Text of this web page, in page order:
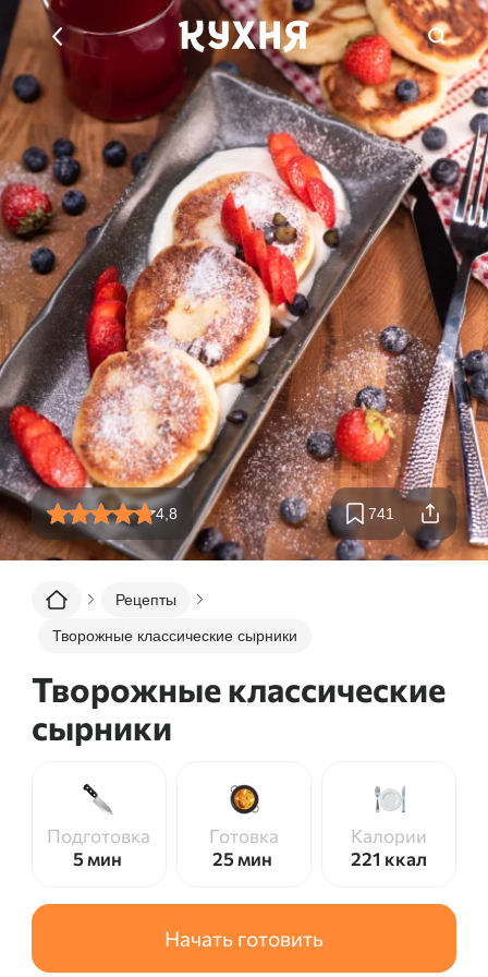
4,8 741
Рецепты
Творожные классические сырники
Творожные классические
сырники
Подготовка
5 мин
Готовка
25 мин
Калории
221 ккал
Начать готовить